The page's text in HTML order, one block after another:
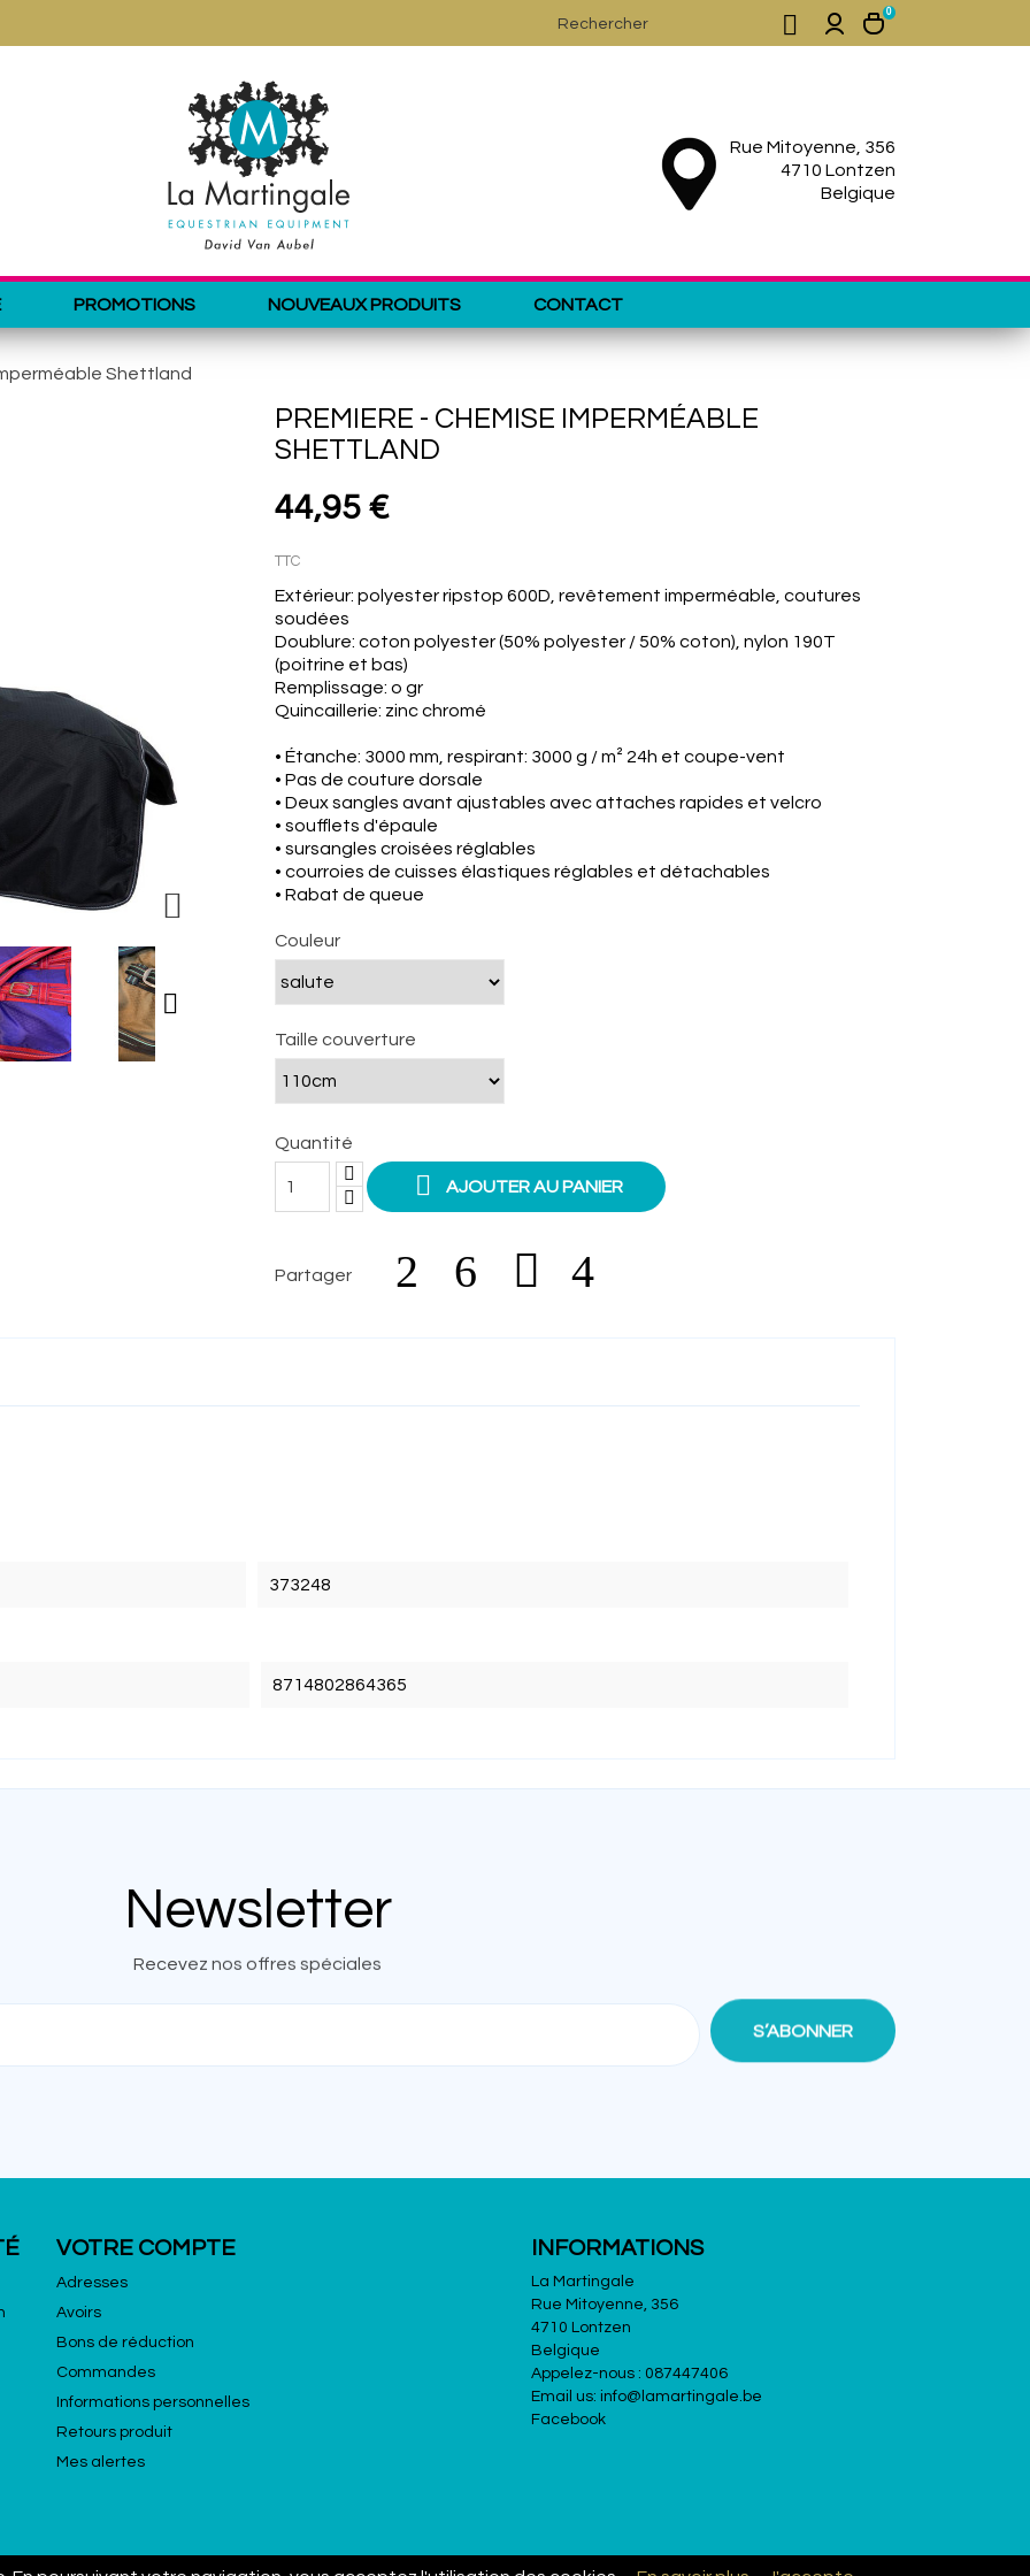
 0
Rue Mitoyenne, 356
4710 Lontzen
Belgique
PROMOTIONS NOUVEAUX PRODUITS CONTACT
Shettland


PREMIERE - CHEMISE IMPERMÉABLE
SHETTLAND
44,95 €
TTC
Extérieur: polyester ripstop 600D, revêtement imperméable, coutures
soudées
Doublure: coton polyester (50% polyester / 50% coton), nylon 190T
(poitrine et bas)
Remplissage: o gr
Quincaillerie: zinc chromé
• Étanche: 3000 mm, respirant: 3000 g / m² 24h et coupe-vent
• Pas de couture dorsale
• Deux sangles avant ajustables avec attaches rapides et velcro
• soufflets d'épaule
• sursangles croisées réglables
• courroies de cuisses élastiques réglables et détachables
• Rabat de queue
Couleur
Taille couverture
Quantité
 AJOUTER AU PANIER
Partager
373248
8714802864365
Newsletter
Recevez nos offres spéciales
VOTRE COMPTE
Adresses
Avoirs
Bons de réduction
Commandes
Informations personnelles
Retours produit
Mes alertes
INFORMATIONS
La Martingale
Rue Mitoyenne, 356
4710 Lontzen
Belgique
Appelez-nous : 087447406
Email us: info@lamartingale.be
Facebook